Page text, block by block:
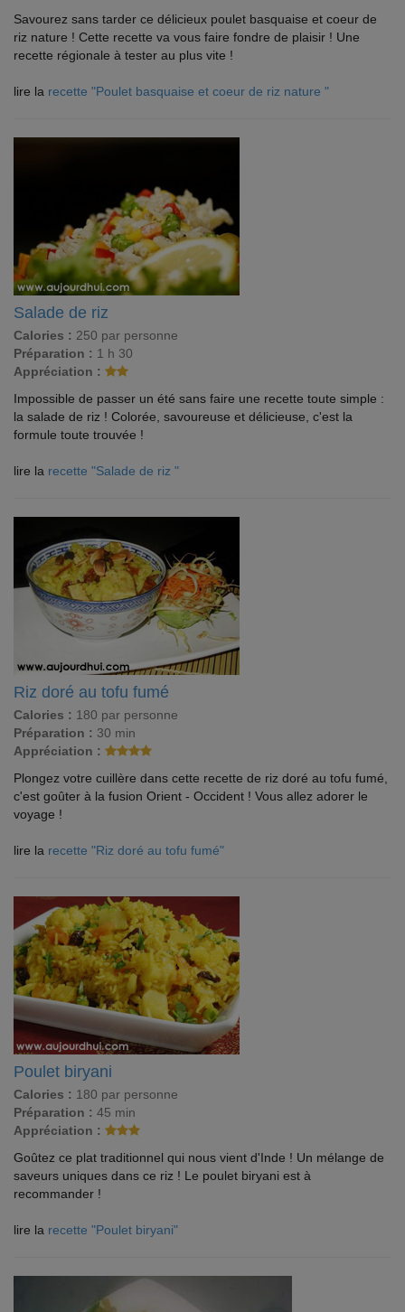
Savourez sans tarder ce délicieux poulet basquaise et coeur de
riz nature ! Cette recette va vous faire fondre de plaisir ! Une
recette régionale à tester au plus vite !
lire la recette "Poulet basquaise et coeur de riz nature "
Salade de riz
Calories : 250 par personne
Préparation : 1 h 30
Appréciation :
Impossible de passer un été sans faire une recette toute simple :
la salade de riz ! Colorée, savoureuse et délicieuse, c'est la
formule toute trouvée !
lire la recette "Salade de riz "
Riz doré au tofu fumé
Calories : 180 par personne
Préparation : 30 min
Appréciation :
Plongez votre cuillère dans cette recette de riz doré au tofu fumé,
c'est goûter à la fusion Orient - Occident ! Vous allez adorer le
voyage !
lire la recette "Riz doré au tofu fumé"
Poulet biryani
Calories : 180 par personne
Préparation : 45 min
Appréciation :
Goûtez ce plat traditionnel qui nous vient d'Inde ! Un mélange de
saveurs uniques dans ce riz ! Le poulet biryani est à
recommander !
lire la recette "Poulet biryani"